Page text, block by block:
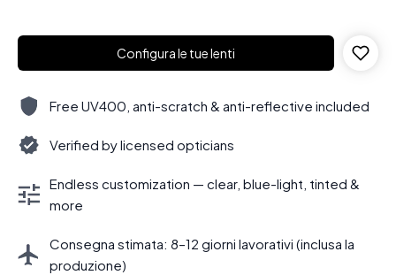
Configura le tue lenti
Free UV400, anti-scratch & anti-reflective included
Verified by licensed opticians
Endless customization — clear, blue-light, tinted &
more
Consegna stimata: 8–12 giorni lavorativi (inclusa la
produzione)